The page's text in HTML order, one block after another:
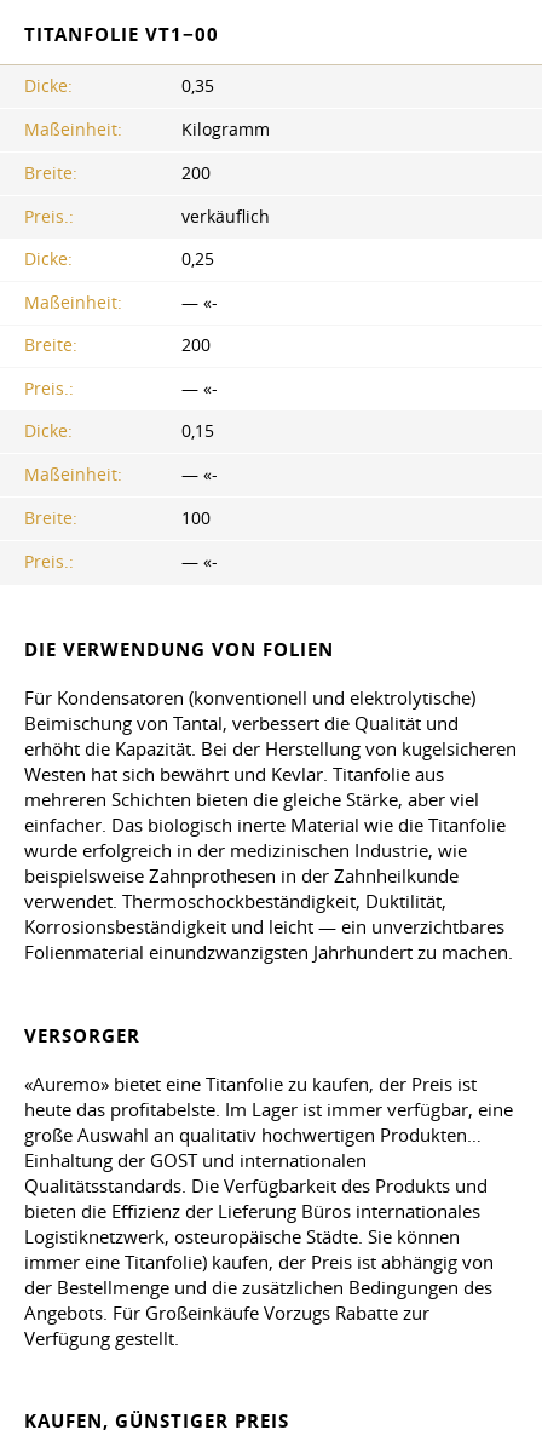
TITANFOLIE VT1−00
Dicke:
0,35
Maßeinheit:
Kilogramm
Breite:
200
Preis.:
verkäuflich
Dicke:
0,25
Maßeinheit:
— «-
Breite:
200
Preis.:
— «-
Dicke:
0,15
Maßeinheit:
— «-
Breite:
100
Preis.:
— «-
DIE VERWENDUNG VON FOLIEN
Für Kondensatoren (konventionell und elektrolytische)
Beimischung von Tantal, verbessert die Qualität und
erhöht die Kapazität. Bei der Herstellung von kugelsicheren
Westen hat sich bewährt und Kevlar. Titanfolie aus
mehreren Schichten bieten die gleiche Stärke, aber viel
einfacher. Das biologisch inerte Material wie die Titanfolie
wurde erfolgreich in der medizinischen Industrie, wie
beispielsweise Zahnprothesen in der Zahnheilkunde
verwendet. Thermoschockbeständigkeit, Duktilität,
Korrosionsbeständigkeit und leicht — ein unverzichtbares
Folienmaterial einundzwanzigsten Jahrhundert zu machen.
VERSORGER
«Auremo» bietet eine Titanfolie zu kaufen, der Preis ist
heute das profitabelste. Im Lager ist immer verfügbar, eine
große Auswahl an qualitativ hochwertigen Produkten…
Einhaltung der GOST und internationalen
Qualitätsstandards. Die Verfügbarkeit des Produkts und
bieten die Effizienz der Lieferung Büros internationales
Logistiknetzwerk, osteuropäische Städte. Sie können
immer eine Titanfolie) kaufen, der Preis ist abhängig von
der Bestellmenge und die zusätzlichen Bedingungen des
Angebots. Für Großeinkäufe Vorzugs Rabatte zur
Verfügung gestellt.
KAUFEN, GÜNSTIGER PREIS